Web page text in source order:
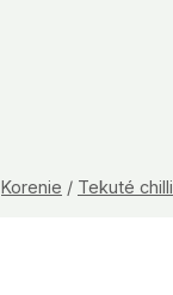
Korenie / Tekuté chilli